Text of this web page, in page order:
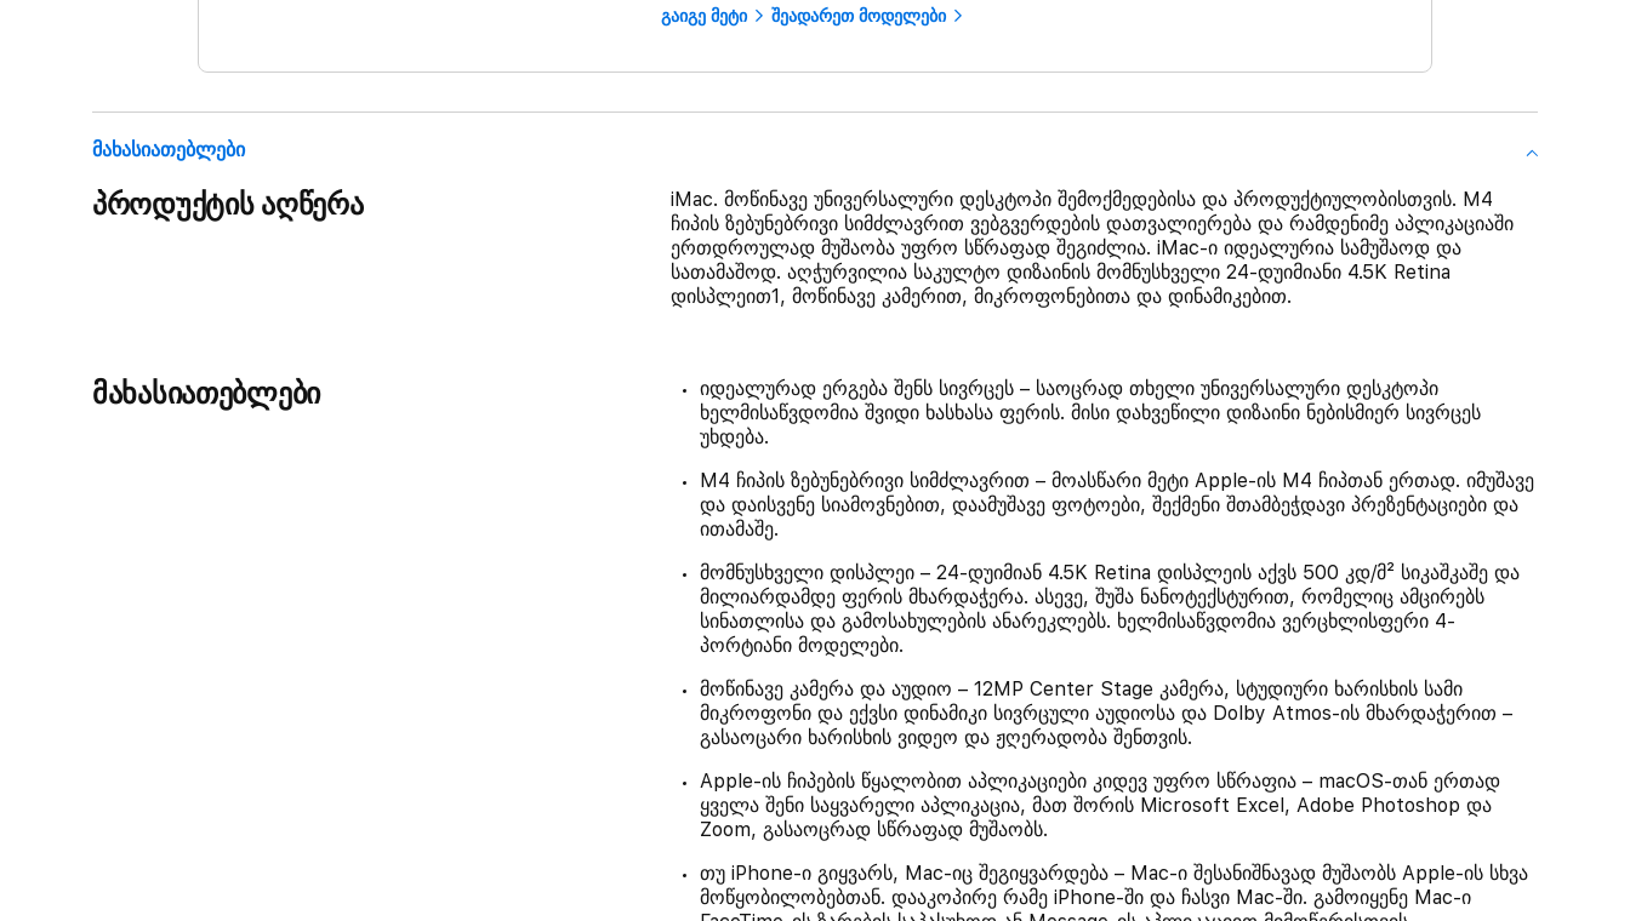
გაიგე მეტი შეადარეთ მოდელები
Მახასიათებლები
პროდუქტის აღწერა
iMac. მოწინავე უნივერსალური დესკტოპი შემოქმედებისა და პროდუქტიულობისთვის. M4
ჩიპის ზებუნებრივი სიმძლავრით ვებგვერდების დათვალიერება და რამდენიმე აპლიკაციაში
ერთდროულად მუშაობა უფრო სწრაფად შეგიძლია. iMac-ი იდეალურია სამუშაოდ და
სათამაშოდ. აღჭურვილია საკულტო დიზაინის მომნუსხველი 24-დუიმიანი 4.5K Retina
დისპლეით1, მოწინავე კამერით, მიკროფონებითა და დინამიკებით.
მახასიათებლები
იდეალურად ერგება შენს სივრცეს – საოცრად თხელი უნივერსალური დესკტოპი
ხელმისაწვდომია შვიდი ხასხასა ფერის. მისი დახვეწილი დიზაინი ნებისმიერ სივრცეს
უხდება.
M4 ჩიპის ზებუნებრივი სიმძლავრით – მოასწარი მეტი Apple-ის M4 ჩიპთან ერთად. იმუშავე
და დაისვენე სიამოვნებით, დაამუშავე ფოტოები, შექმენი შთამბეჭდავი პრეზენტაციები და
ითამაშე.
მომნუსხველი დისპლეი – 24-დუიმიან 4.5K Retina დისპლეის აქვს 500 კდ/მ² სიკაშკაშე და
მილიარდამდე ფერის მხარდაჭერა. ასევე, შუშა ნანოტექსტურით, რომელიც ამცირებს
სინათლისა და გამოსახულების ანარეკლებს. ხელმისაწვდომია ვერცხლისფერი 4-
პორტიანი მოდელები.
მოწინავე კამერა და აუდიო – 12MP Center Stage კამერა, სტუდიური ხარისხის სამი
მიკროფონი და ექვსი დინამიკი სივრცული აუდიოსა და Dolby Atmos-ის მხარდაჭერით –
გასაოცარი ხარისხის ვიდეო და ჟღერადობა შენთვის.
Apple-ის ჩიპების წყალობით აპლიკაციები კიდევ უფრო სწრაფია – macOS-თან ერთად
ყველა შენი საყვარელი აპლიკაცია, მათ შორის Microsoft Excel, Adobe Photoshop და
Zoom, გასაოცრად სწრაფად მუშაობს.
თუ iPhone-ი გიყვარს, Mac-იც შეგიყვარდება – Mac-ი შესანიშნავად მუშაობს Apple-ის სხვა
მოწყობილობებთან. დააკოპირე რამე iPhone-ში და ჩასვი Mac-ში. გამოიყენე Mac-ი